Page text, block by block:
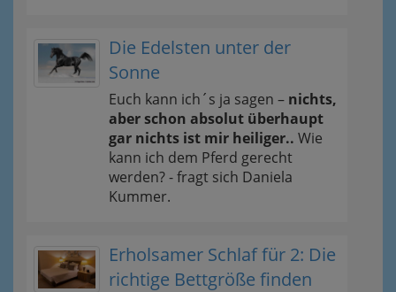
Die Edelsten unter der
Sonne
Euch kann ich´s ja sagen – nichts,
aber schon absolut überhaupt
gar nichts ist mir heiliger.. Wie
kann ich dem Pferd gerecht
werden? - fragt sich Daniela
Kummer.
Erholsamer Schlaf für 2: Die
richtige Bettgröße finden